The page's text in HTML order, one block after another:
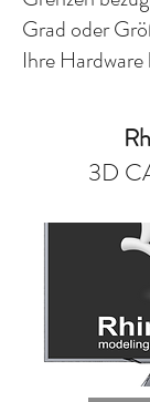
Grad oder
Ihre
3D